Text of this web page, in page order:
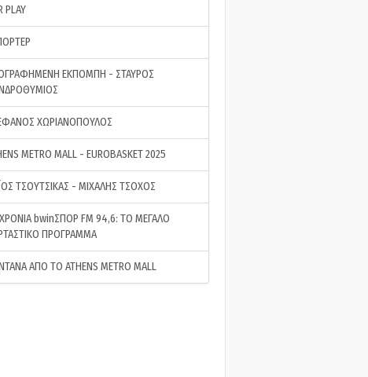
PLAY
ΕΚΠΟΜΠΗ - ΣΤΑΥΡΟΣ
ΧΩΡΙΑΝΟΠΟΥΛΟΣ
METRO MALL - EUROBASKET 2025
ΤΣΟΥΤΣΙΚΑΣ - ΜΙΧΑΛΗΣ ΤΣΟΧΟΣ
bwinΣΠΟΡ FM 94,6: ΤΟ ΜΕΓΑΛΟ
ΠΡΟΓΡΑΜΜΑ
ΑΠΟ ΤΟ ATHENS METRO MALL